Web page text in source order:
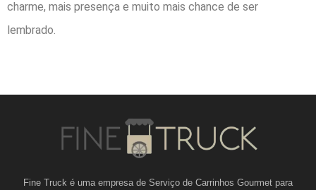
charme, mais presença e muito mais chance de ser
lembrado.
Fine Truck é uma empresa de Serviço de Carrinhos Gourmet para